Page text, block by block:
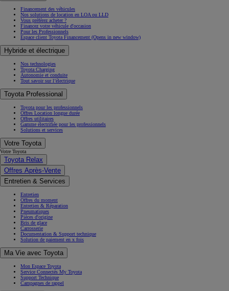
Financement des véhicules
Nos solutions de location en LOA ou LLD
Vous préférez acheter ?
Financez votre véhicule d'occasion
Pour les Professionnels
Espace client Toyota Financement (Opens in new window)
Hybride et électrique
Nos technologies
Toyota Charging
Autonomie et conduite
Tout savoir sur l’électrique
Toyota Professional
Toyota pour les professionnels
Offres Location longue durée
Offres utilitaires
Gamme électrifiée pour les professionnels
Solutions et services
Votre Toyota
Votre Toyota
Toyota Relax
Offres Après-Vente
Entretien & Services
Entretien
Offres du moment
Entretien & Réparation
Pneumatiques
Pièces d'origine
Bris de glace
Carrosserie
Documentation & Support technique
Solution de paiement en x fois
Ma Vie avec Toyota
Mon Espace Toyota
Service Connectés My Toyota
Support Technique
Campagnes de rappel